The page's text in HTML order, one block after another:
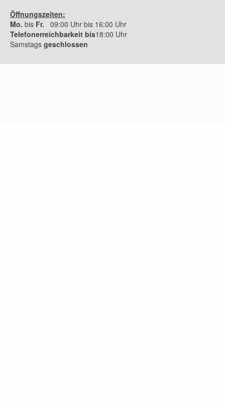
Öffnungszeiten:
Mo. bis Fr.
09:00 Uhr bis 16:00 Uhr
Telefonerreichbarkeit bis18:00 Uhr
Samstags geschlossen